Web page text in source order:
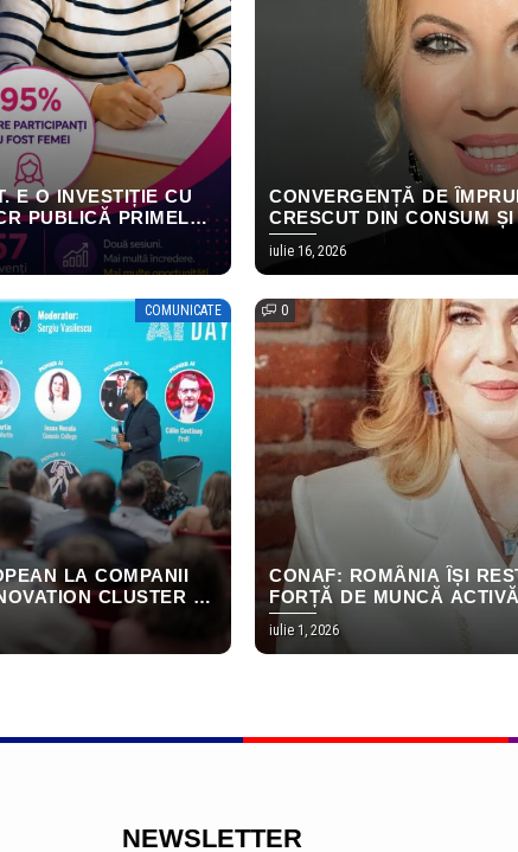
E O INVESTIȚIE CU
PUBLICĂ PRIMELE
PROGRAMULUI
CONVERGENȚĂ DE
CRESCUT DIN CONSUM ȘI
AMBELE S-AU OPRIT
iulie 16, 2026
COMUNICATE
LA COMPANII
CLUSTER A
COMPLET DE
0
CONAF: ROMÂNIA ÎȘI
FORȚĂ DE MUNCĂ ACTIVĂ
iulie 1, 2026
NEWSLETTER